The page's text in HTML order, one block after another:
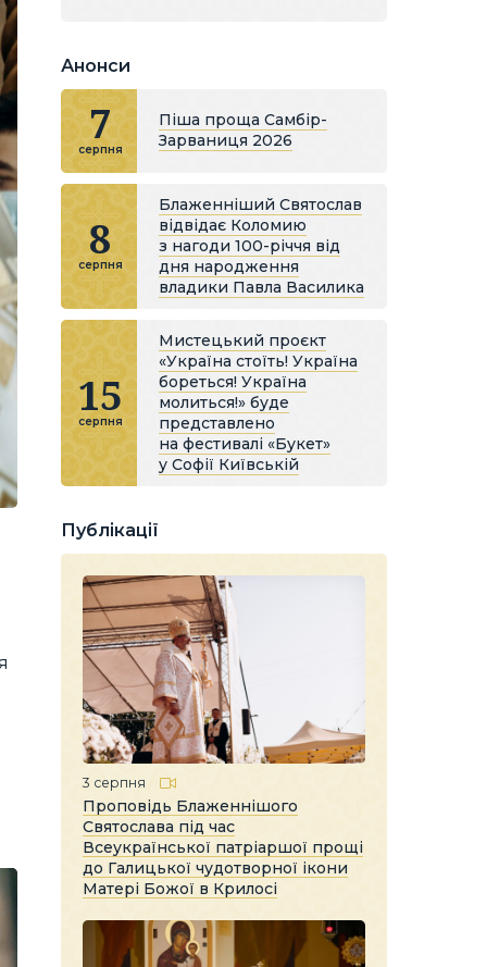
Анонси
7
серпня
Піша проща Самбір-
Зарваниця 2026
8
серпня
Блаженніший Святослав
відвідає Коломию
з нагоди 100-річчя від
дня народження
владики Павла Василика
15
серпня
Мистецький проєкт
«Україна стоїть! Україна
бореться! Україна
молиться!» буде
представлено
на фестивалі «Букет»
у Софії Київській
Публікації
3 серпня
Проповідь Блаженнішого
Святослава під час
Всеукраїнської патріаршої прощі
до Галицької чудотворної ікони
Матері Божої в Крилосі